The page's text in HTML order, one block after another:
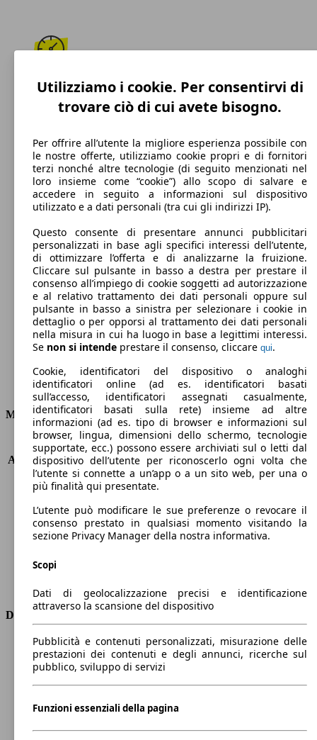
210 km/h
Velocità massima
Benzina
Carburante
127 g/km
Emissioni di CO2 (combinato)*
Consumi
Motore e Prestazioni
KW (PS)
110 kW (150 PS)
Accelerazione (0-100 km/h)
8.2s
Velocità massima (km/h)
210 km/h
Numero di marce
6
Coppia
230 nm
Cilindrata
1368 ccm
Carburante
Benzina
Trasmissione
Dimensioni
Lunghezza
4350 mm
Altezza
1460 mm
Larghezza
Peso massimo
-
Utilizziamo i cookie. Per consentirvi di
trovare ciò di cui avete bisogno.
Per offrire all’utente la migliore esperienza possibile con
le nostre offerte, utilizziamo cookie propri e di fornitori
terzi nonché altre tecnologie (di seguito menzionati nel
loro insieme come “cookie”) allo scopo di salvare e
accedere in seguito a informazioni sul dispositivo
utilizzato e a dati personali (tra cui gli indirizzi IP).
Questo consente di presentare annunci pubblicitari
personalizzati in base agli specifici interessi dell’utente,
di ottimizzare l’offerta e di analizzarne la fruizione.
Cliccare sul pulsante in basso a destra per prestare il
consenso all’impiego di cookie soggetti ad autorizzazione
e al relativo trattamento dei dati personali oppure sul
pulsante in basso a sinistra per selezionare i cookie in
dettaglio o per opporsi al trattamento dei dati personali
nella misura in cui ha luogo in base a legittimi interessi.
Se non si intende prestare il consenso, cliccare qui.
Cookie, identificatori del dispositivo o analoghi
identificatori online (ad es. identificatori basati
sull’accesso, identificatori assegnati casualmente,
identificatori basati sulla rete) insieme ad altre
informazioni (ad es. tipo di browser e informazioni sul
browser, lingua, dimensioni dello schermo, tecnologie
supportate, ecc.) possono essere archiviati sul o letti dal
dispositivo dell’utente per riconoscerlo ogni volta che
l’utente si connette a un’app o a un sito web, per una o
più finalità qui presentate.
L’utente può modificare le sue preferenze o revocare il
consenso prestato in qualsiasi momento visitando la
sezione Privacy Manager della nostra informativa.
Scopi
Dati di geolocalizzazione precisi e identificazione
attraverso la scansione del dispositivo
Pubblicità e contenuti personalizzati, misurazione delle
prestazioni dei contenuti e degli annunci, ricerche sul
pubblico, sviluppo di servizi
Funzioni essenziali della pagina